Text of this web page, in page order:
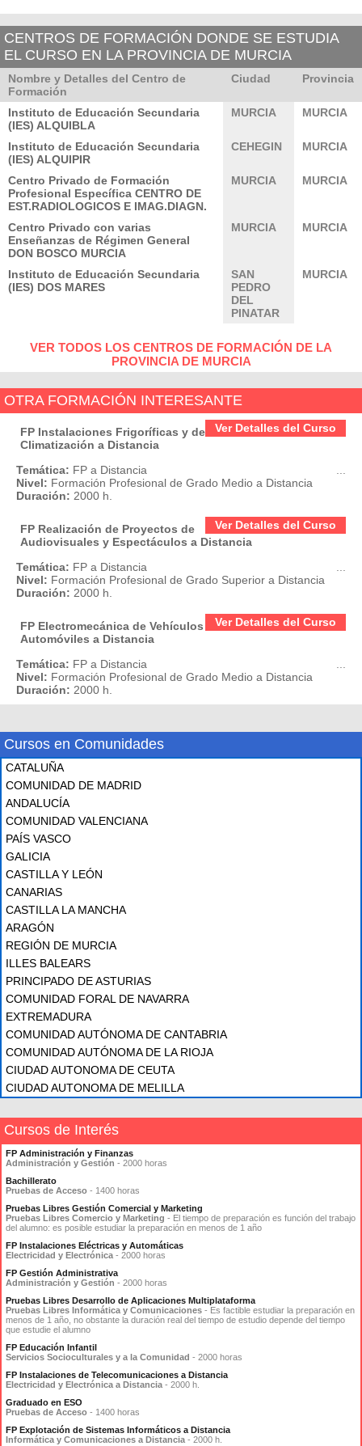
CENTROS DE FORMACIÓN DONDE SE ESTUDIA
EL CURSO EN LA PROVINCIA DE MURCIA
Nombre y Detalles del Centro de
Formación
Ciudad Provincia
Instituto de Educación Secundaria
(IES) ALQUIBLA
MURCIA MURCIA
Instituto de Educación Secundaria
(IES) ALQUIPIR
CEHEGIN MURCIA
Centro Privado de Formación
Profesional Específica CENTRO DE
EST.RADIOLOGICOS E IMAG.DIAGN.
MURCIA MURCIA
Centro Privado con varias
Enseñanzas de Régimen General
DON BOSCO MURCIA
MURCIA MURCIA
Instituto de Educación Secundaria
(IES) DOS MARES
SAN
PEDRO
DEL
PINATAR
MURCIA
VER TODOS LOS CENTROS DE FORMACIÓN DE LA
PROVINCIA DE MURCIA
OTRA FORMACIÓN INTERESANTE
Ver Detalles del Curso
FP Instalaciones Frigoríficas y de
Climatización a Distancia
Temática: FP a Distancia
Nivel: Formación Profesional de Grado Medio a Distancia
Duración: 2000 h.
Ver Detalles del Curso
FP Realización de Proyectos de
Audiovisuales y Espectáculos a Distancia
Temática: FP a Distancia
Nivel: Formación Profesional de Grado Superior a Distancia
Duración: 2000 h.
Ver Detalles del Curso
FP Electromecánica de Vehículos
Automóviles a Distancia
Temática: FP a Distancia
Nivel: Formación Profesional de Grado Medio a Distancia
Duración: 2000 h.
Cursos en Comunidades
CATALUÑA
COMUNIDAD DE MADRID
ANDALUCÍA
COMUNIDAD VALENCIANA
PAÍS VASCO
GALICIA
CASTILLA Y LEÓN
CANARIAS
CASTILLA LA MANCHA
ARAGÓN
REGIÓN DE MURCIA
ILLES BALEARS
PRINCIPADO DE ASTURIAS
COMUNIDAD FORAL DE NAVARRA
EXTREMADURA
COMUNIDAD AUTÓNOMA DE CANTABRIA
COMUNIDAD AUTÓNOMA DE LA RIOJA
CIUDAD AUTONOMA DE CEUTA
CIUDAD AUTONOMA DE MELILLA
Cursos de Interés
FP Administración y Finanzas
Administración y Gestión - 2000 horas
Bachillerato
Pruebas de Acceso - 1400 horas
Pruebas Libres Gestión Comercial y Marketing
Pruebas Libres Comercio y Marketing - El tiempo de preparación es función del trabajo
del alumno: es posible estudiar la preparación en menos de 1 año
FP Instalaciones Eléctricas y Automáticas
Electricidad y Electrónica - 2000 horas
FP Gestión Administrativa
Administración y Gestión - 2000 horas
Pruebas Libres Desarrollo de Aplicaciones Multiplataforma
Pruebas Libres Informática y Comunicaciones - Es factible estudiar la preparación en
menos de 1 año, no obstante la duración real del tiempo de estudio depende del tiempo
que estudie el alumno
FP Educación Infantil
Servicios Socioculturales y a la Comunidad - 2000 horas
FP Instalaciones de Telecomunicaciones a Distancia
Electricidad y Electrónica a Distancia - 2000 h.
Graduado en ESO
Pruebas de Acceso - 1400 horas
FP Explotación de Sistemas Informáticos a Distancia
Informática y Comunicaciones a Distancia - 2000 h.